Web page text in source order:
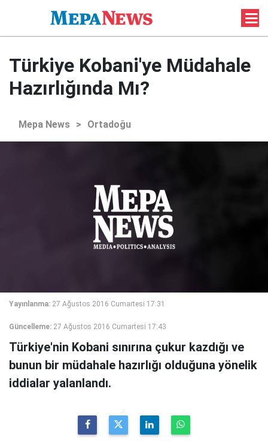
Türkiye Kobani'ye Müdahale
Hazırlığında Mı?
Mepa News > Ortadoğu
Yayınlanma: 27 Ağustos 2016 Cumartesi 17:31
Güncelleme: 27 Ağustos 2016 Cumartesi 17:43
Türkiye'nin Kobani sınırına çukur kazdığı ve
bunun bir müdahale hazırlığı olduğuna yönelik
iddialar yalanlandı.